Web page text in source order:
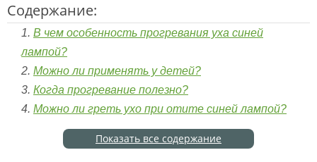
Содержание:
В чем особенность прогревания уха синей
лампой?
Можно ли применять у детей?
Когда прогревание полезно?
Можно ли греть ухо при отите синей лампой?
Показать все содержание